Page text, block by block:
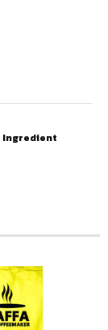
Ingredient